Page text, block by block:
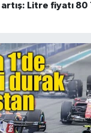
Litre fiyatı 80